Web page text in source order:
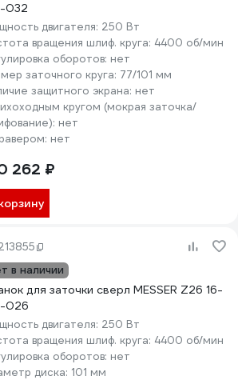
032
двигателя: 250 Вт
вращения шлиф. круга: 4400 об/мин
оборотов: нет
заточного круга: 77/101 мм
защитного экрана: нет
кругом (мокрая заточка/
нет
нет
262 ₽
в наличии
для заточки сверл MESSER Z26 16-
026
двигателя: 250 Вт
вращения шлиф. круга: 4400 об/мин
оборотов: нет
диска: 101 мм